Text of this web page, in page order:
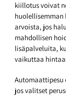
kiillotus voivat
huolellisemman
arvoista, jos
mahdollisen
lisäpalveluita,
vaikuttaa
Automaattipesu
jos valitset